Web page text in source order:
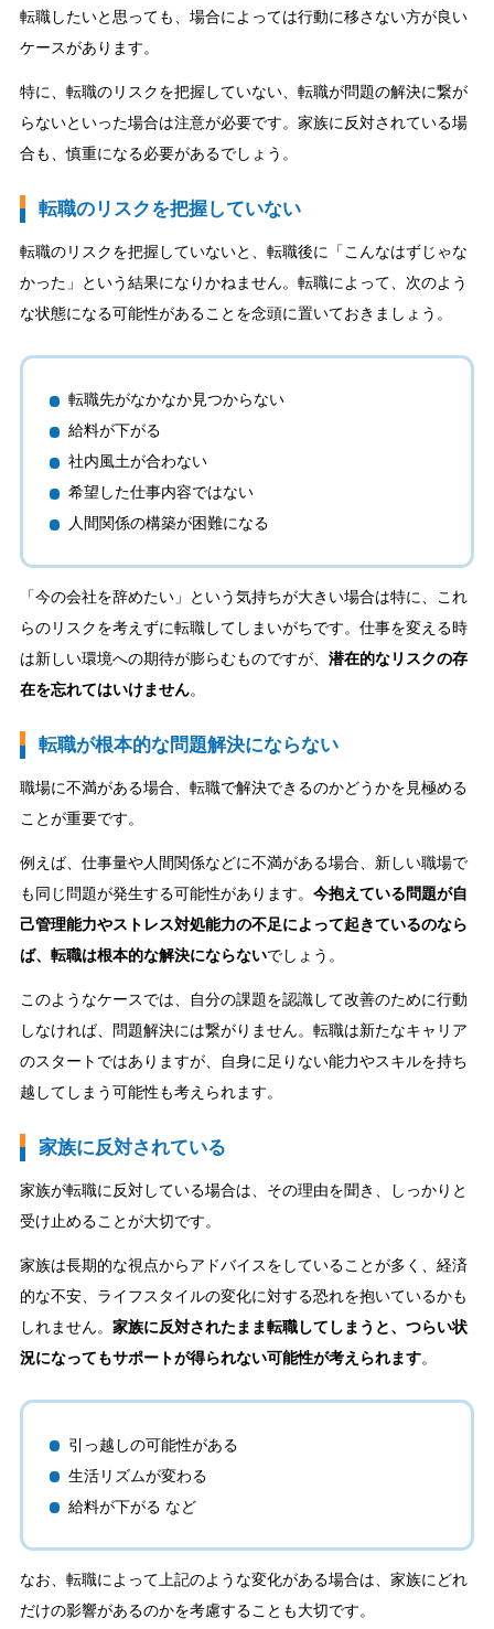
転職したいと思っても、場合によっては行動に移さない方が良い
ケースがあります。
特に、転職のリスクを把握していない、転職が問題の解決に繋が
らないといった場合は注意が必要です。家族に反対されている場
合も、慎重になる必要があるでしょう。
転職のリスクを把握していない
転職のリスクを把握していないと、転職後に「こんなはずじゃな
かった」という結果になりかねません。転職によって、次のよう
な状態になる可能性があることを念頭に置いておきましょう。
転職先がなかなか見つからない
給料が下がる
社内風土が合わない
希望した仕事内容ではない
人間関係の構築が困難になる
「今の会社を辞めたい」という気持ちが大きい場合は特に、これ
らのリスクを考えずに転職してしまいがちです。仕事を変える時
は新しい環境への期待が膨らむものですが、 潜在的なリスクの存
在を忘れてはいけません。
転職が根本的な問題解決にならない
職場に不満がある場合、転職で解決できるのかどうかを見極める
ことが重要です。
例えば、仕事量や人間関係などに不満がある場合、新しい職場で
も同じ問題が発生する可能性があります。 今抱えている問題が自
己管理能力やストレス対処能力の不足によって起きているのなら
ば、転職は根本的な解決にならないでしょう。
このようなケースでは、自分の課題を認識して改善のために行動
しなければ、問題解決には繋がりません。転職は新たなキャリア
のスタートではありますが、自身に足りない能力やスキルを持ち
越してしまう可能性も考えられます。
家族に反対されている
家族が転職に反対している場合は、その理由を聞き、しっかりと
受け止めることが大切です。
家族は長期的な視点からアドバイスをしていることが多く、経済
的な不安、ライフスタイルの変化に対する恐れを抱いているかも
しれません。 家族に反対されたまま転職してしまうと、つらい状
況になってもサポートが得られない可能性が考えられます。
引っ越しの可能性がある
生活リズムが変わる
給料が下がる など
なお、転職によって上記のような変化がある場合は、家族にどれ
だけの影響があるのかを考慮することも大切です。